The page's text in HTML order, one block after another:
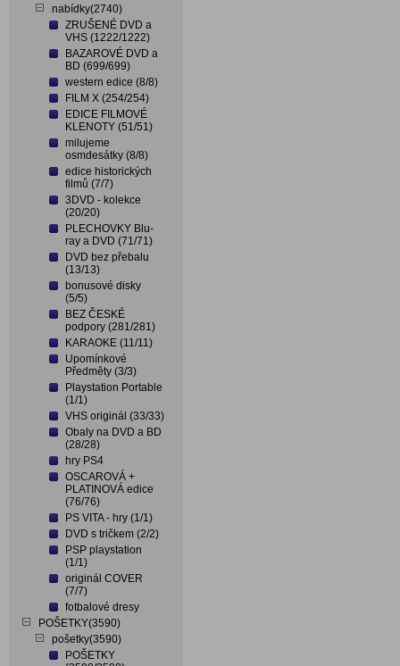
nabídky(2740)
ZRUŠENÉ DVD a
VHS (1222/1222)
BAZAROVÉ DVD a
BD (699/699)
western edice (8/8)
FILM X (254/254)
EDICE FILMOVÉ
KLENOTY (51/51)
milujeme
osmdesátky (8/8)
edice historických
filmů (7/7)
3DVD - kolekce
(20/20)
PLECHOVKY Blu-
ray a DVD (71/71)
DVD bez přebalu
(13/13)
bonusové disky
(5/5)
BEZ ČESKÉ
podpory (281/281)
KARAOKE (11/11)
Upomínkové
Předměty (3/3)
Playstation Portable
(1/1)
VHS originál (33/33)
Obaly na DVD a BD
(28/28)
hry PS4
OSCAROVÁ +
PLATINOVÁ edice
(76/76)
PS VITA - hry (1/1)
DVD s tričkem (2/2)
PSP playstation
(1/1)
originál COVER
(7/7)
fotbalové dresy
POŠETKY(3590)
pošetky(3590)
POŠETKY